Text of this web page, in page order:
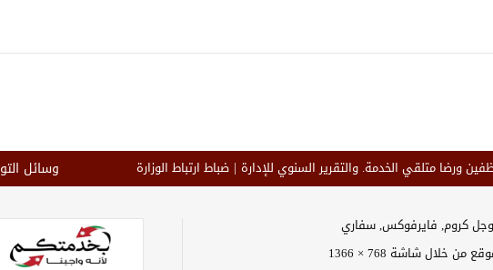
ورضا متلقي الخدمة. والتقرير السنوي للإدارة ضباط ارتباط الوزارة وسائل
خلال شاشة 768 × 1366